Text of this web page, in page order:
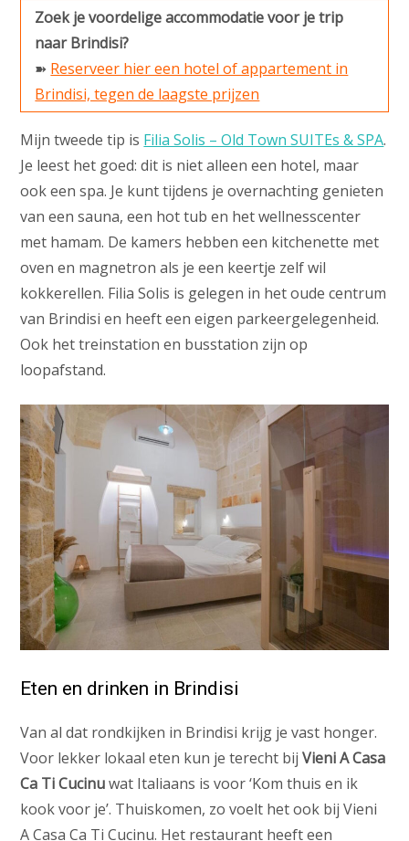
Zoek je voordelige accommodatie voor je trip
naar Brindisi?
➽ Reserveer hier een hotel of appartement in
Brindisi, tegen de laagste prijzen
Mijn tweede tip is Filia Solis – Old Town SUITEs & SPA.
Je leest het goed: dit is niet alleen een hotel, maar
ook een spa. Je kunt tijdens je overnachting genieten
van een sauna, een hot tub en het wellnesscenter
met hamam. De kamers hebben een kitchenette met
oven en magnetron als je een keertje zelf wil
kokkerellen. Filia Solis is gelegen in het oude centrum
van Brindisi en heeft een eigen parkeergelegenheid.
Ook het treinstation en busstation zijn op
loopafstand.
Eten en drinken in Brindisi
Van al dat rondkijken in Brindisi krijg je vast honger.
Voor lekker lokaal eten kun je terecht bijVieni A Casa
Ca Ti Cucinuwat Italiaans is voor ‘Kom thuis en ik
kook voor je’. Thuiskomen, zo voelt het ook bij Vieni
A Casa Ca Ti Cucinu. Het restaurant heeft een